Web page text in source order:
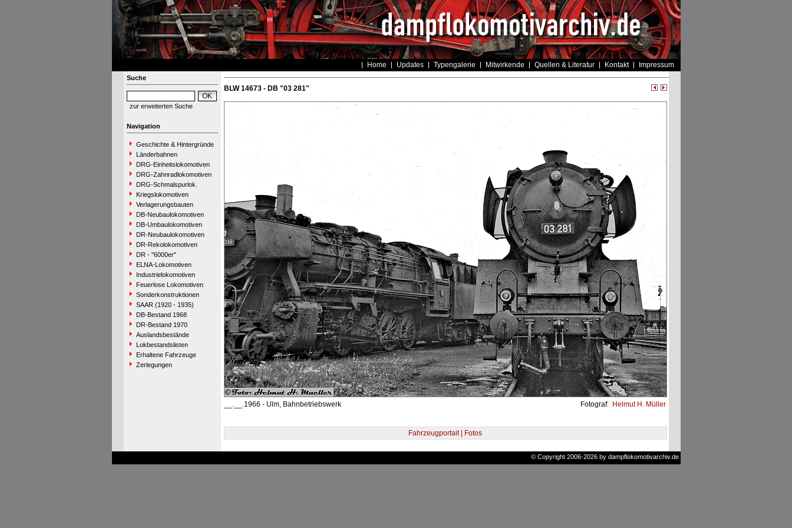
Home Updates Typengalerie Mitwirkende Quellen & Literatur Kontakt Impressum
Suche
zur erweiterten Suche
Navigation
Geschichte & Hintergründe
Länderbahnen
DRG-Einheitslokomotiven
DRG-Zahnradlokomotiven
DRG-Schmalspurlok.
Kriegslokomotiven
Verlagerungsbauten
DB-Neubaulokomotiven
DB-Umbaulokomotiven
DR-Neubaulokomotiven
DR-Rekolokomotiven
DR - "6000er"
ELNA-Lokomotiven
Industrielokomotiven
Feuerlose Lokomotiven
Sonderkonstruktionen
SAAR (1920 - 1935)
DB-Bestand 1968
DR-Bestand 1970
Auslandsbestände
Lokbestandslisten
Erhaltene Fahrzeuge
Zerlegungen
BLW 14673 - DB "03 281"
__.__.1966 - Ulm, Bahnbetriebswerk Fotograf: Helmut H. Müller
Fahrzeugportait | Fotos
© Copyright 2006-2026 by dampflokomotivarchiv.de